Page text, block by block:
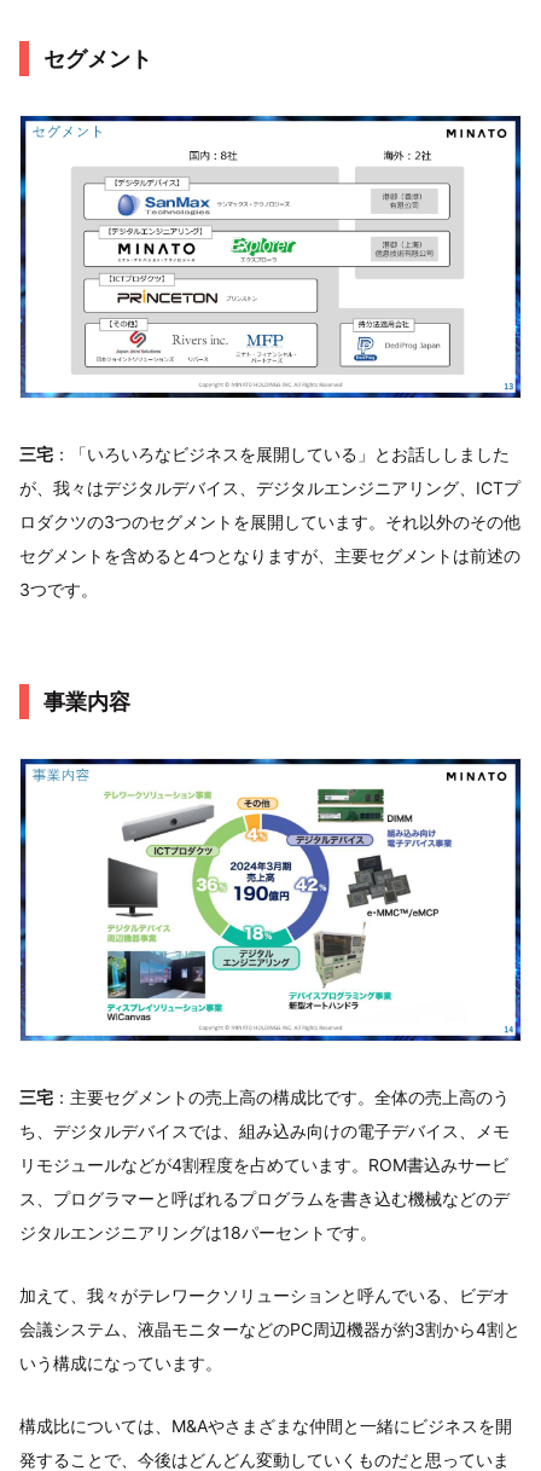
セグメント
三宅 ：「いろいろなビジネスを展開している」とお話ししました
が、我々はデジタルデバイス、デジタルエンジニアリング、ICTプ
ロダクツの3つのセグメントを展開しています。それ以外のその他
セグメントを含めると4つとなりますが、主要セグメントは前述の
3つです。
事業内容
三宅 ：主要セグメントの売上高の構成比です。全体の売上高のう
ち、デジタルデバイスでは、組み込み向けの電子デバイス、メモ
リモジュールなどが4割程度を占めています。ROM書込みサービ
ス、プログラマーと呼ばれるプログラムを書き込む機械などのデ
ジタルエンジニアリングは18パーセントです。
加えて、我々がテレワークソリューションと呼んでいる、ビデオ
会議システム、液晶モニターなどのPC周辺機器が約3割から4割と
いう構成になっています。
構成比については、M&Aやさまざまな仲間と一緒にビジネスを開
発することで、今後はどんどん変動していくものだと思っていま